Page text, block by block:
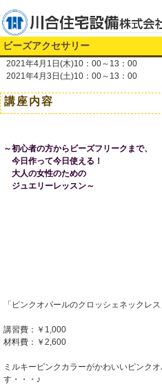
ビーズアクセサリー
2021年4月1日(木)10：00～13：00
2021年4月3日(土)10：00～13：00
講座内容
～初心者の方からビーズフリークまで、
今日作って今日使える！
大人の女性のための
ジュエリーレッスン～
「ピンクオパールのクロッシェネックレス
講習費：￥1,000
材料費：￥2,600
ミルキーピンクカラーがかわいいピンク
す・・・♪